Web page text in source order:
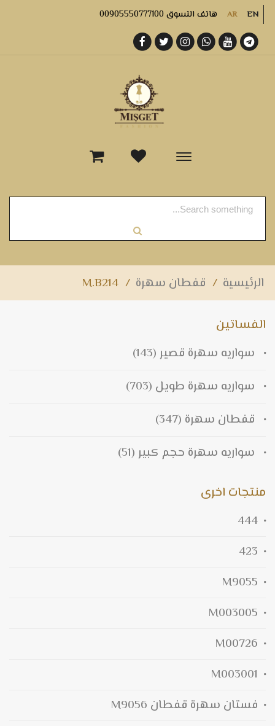
AR EN هاتف التسوق 00905550777100
-
الرئيسية / قفطان سهرة /
M.B214
الفساتين
سواريه سهرة قصير (143)
سواريه سهرة طويل (703)
قفطان سهرة (347)
سواريه سهرة حجم كبير (51)
منتجات اخرى
444
423
M9055
M003005
M00726
M003001
فستان سهرة قفطان M9056